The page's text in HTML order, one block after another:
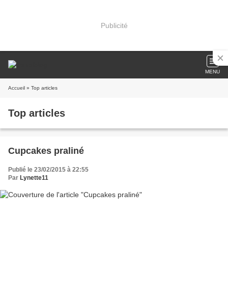
Publicité
MENU
Accueil » Top articles
Top articles
Cupcakes praliné
Publié le 23/02/2015 à 22:55
Par Lynette11